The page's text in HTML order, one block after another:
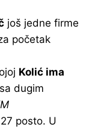
još jedne firme
početak
Kolić ima
dugim
posto. U